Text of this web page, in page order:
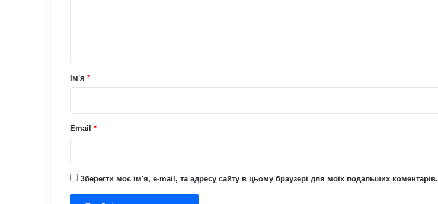
рІм'я *
Email *
Зберегти моє ім'я, e-mail, та адресу сайту в цьому браузері для моїх подальших коментарів.